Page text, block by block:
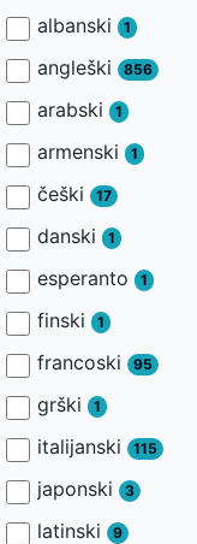
albanski 1
angleški 856
arabski 1
armenski 1
češki 17
danski 1
esperanto 1
finski 1
francoski 95
grški 1
italijanski 115
japonski 3
latinski 9